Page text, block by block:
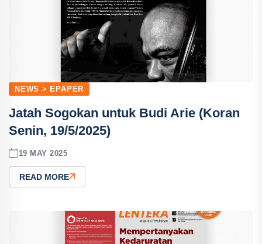
NEWS > EPAPER
Jatah Sogokan untuk Budi Arie (Koran
Senin, 19/5/2025)
19 MAY 2025
READ MORE